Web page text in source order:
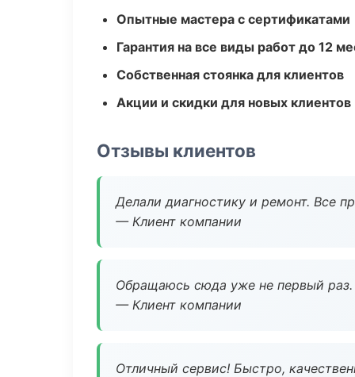
Опытные мастера с сертификатами
Гарантия на все виды работ до 12
Собственная стоянка для клиентов
Акции и скидки для новых клиентов
Отзывы клиентов
Делали диагностику и ремонт. Все
— Клиент компании
Обращаюсь сюда уже не первый раз.
— Клиент компании
Отличный сервис! Быстро,